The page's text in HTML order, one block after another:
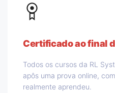
Certificado ao final
Todos os cursos da RL
apôs uma prova online,
realmente aprendeu.